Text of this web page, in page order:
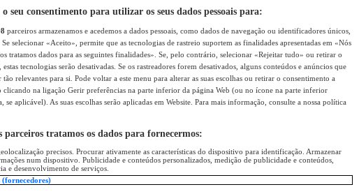
seu consentimento para utilizar os seus dados pessoais para:
parceiros armazenamos e acedemos a dados pessoais, como dados de navegação ou identificadores únicos,
selecionar «Aceito», permite que as tecnologias de rastreio suportem as finalidades apresentadas em «Nós
tratamos dados para as seguintes finalidades». Se, pelo contrário, selecionar «Rejeitar tudo» ou retirar o
estas tecnologias serão desativadas. Se os rastreadores forem desativados, alguns conteúdos e anúncios que
tão relevantes para si. Pode voltar a este menu para alterar as suas escolhas ou retirar o consentimento a
clicando na ligação Gerir preferências na parte inferior da página Web (ou no ícone na parte inferior
se aplicável). As suas escolhas serão aplicadas em Website. Para mais informação, consulte a nossa política
parceiros tratamos os dados para fornecermos:
precisos. Procurar ativamente as características do dispositivo para identificação. Armazenar
num dispositivo. Publicidade e conteúdos personalizados, medição de publicidade e conteúdos,
e desenvolvimento de serviços.